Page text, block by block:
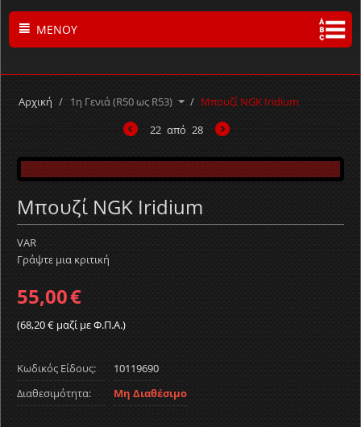
ΜΕΝΟΎ
Μ
Ν Ξ Ο Π Ρ Τ Υ Φ
Αρχική / 1η Γενιά (R50 ως R53) / Μπουζί NGK Iridium
22 από 28
Μπουζί NGK Iridium
VAR
Γράψτε μια κριτική
55,00€
(68,20€ μαζί με Φ.Π.Α.)
Κωδικός Είδους:
10119690
Διαθεσιμότητα:
Μη Διαθέσιμο